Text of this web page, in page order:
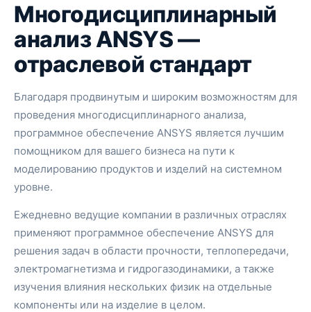
Многодисциплинарный
анализ ANSYS —
отраслевой стандарт
Благодаря продвинутым и широким возможностям для
проведения многодисциплинарного анализа,
программное обеспечение ANSYS является лучшим
помощником для вашего бизнеса на пути к
моделированию продуктов и изделий на системном
уровне.
Ежедневно ведущие компании в различных отраслях
применяют программное обеспечение ANSYS для
решения задач в области прочности, теплопередачи,
электромагнетизма и гидрогазодинамики, а также
изучения влияния нескольких физик на отдельные
компоненты или на изделие в целом.